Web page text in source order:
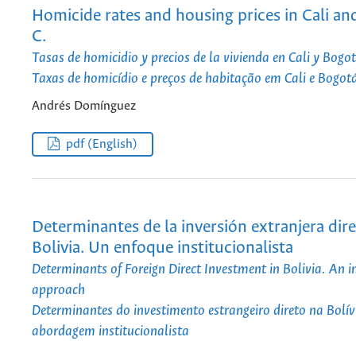
Homicide rates and housing prices in Cali
C.
Tasas de homicidio y precios de la vivienda en Cali y
Taxas de homicídio e preços de habitação em Cali e
Andrés Domínguez
pdf (English)
Determinantes de la inversión extranjera
Bolivia. Un enfoque institucionalista
Determinants of Foreign Direct Investment in Bolivia. An
approach
Determinantes do investimento estrangeiro direto na
abordagem institucionalista